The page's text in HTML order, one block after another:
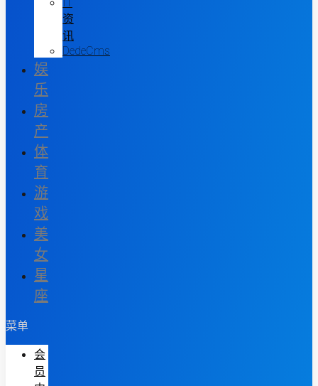
资
讯
DedeCms
娱
乐
房
产
体
育
游
戏
美
女
星
座
菜单
会
员